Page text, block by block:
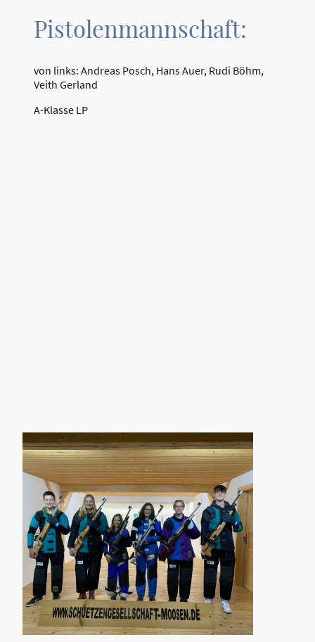
Pistolenmannschaft:
von links: Andreas Posch, Hans Auer, Rudi Böhm,
Veith Gerland
A-Klasse LP